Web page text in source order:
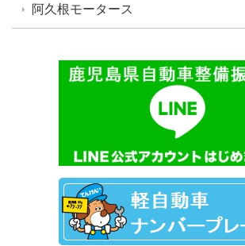
阿久根モータース